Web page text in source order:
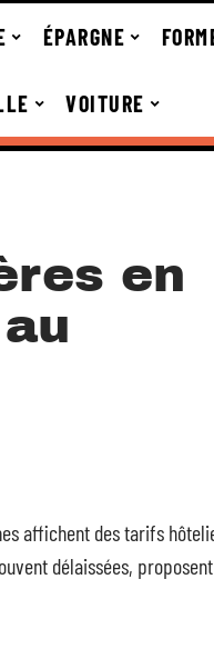
ÉPARGNE
VOITURE
en
affichent des tarifs
délaissées,